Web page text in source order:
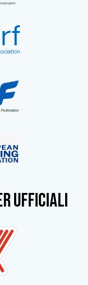
ufficiali